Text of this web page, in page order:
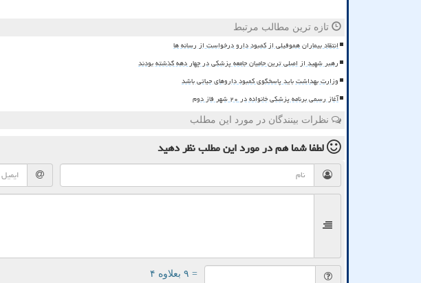
تازه ترین مطالب مرتبط
انتقاد بیماران هموفیلی از کمبود دارو درخواست از رسانه ها
رهبر شهید از اصلی ترین حامیان جامعه پزشکی در چهار دهه گذشته بودند
وزارت بهداشت باید پاسخگوی کمبود داروهای حیاتی باشد
آغاز رسمی برنامه پزشکی خانواده در ۲۰ شهر فاز دوم
نظرات بینندگان در مورد این مطلب
لطفا شما همدر مورد این مطلبنظر دهید
= ۹ بعلاوه ۴